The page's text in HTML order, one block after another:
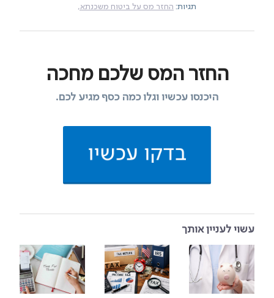
תגיות: החזר מס על ביטוח משכנתא,
החזר המס שלכם מחכה
היכנסו עכשיו וגלו כמה כסף מגיע לכם.
בדקו עכשיו
עשוי לעניין אותך